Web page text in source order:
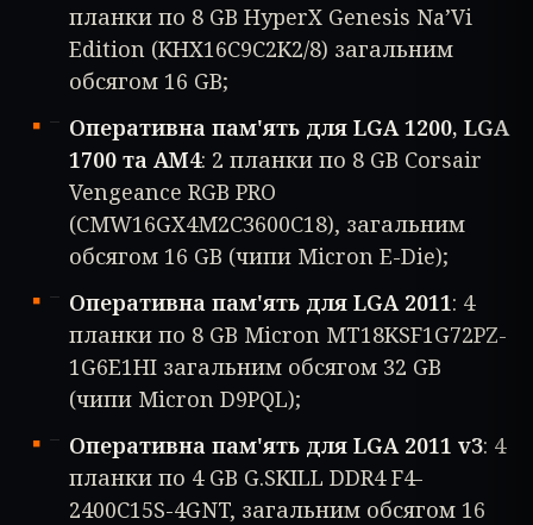
планки по 8 GB HyperX Genesis Na’Vi
Edition (KHX16C9C2K2/8) загальним
обсягом 16 GB;
Оперативна пам'ять для LGA 1200, LGA
1700 та AM4: 2 планки по 8 GB Corsair
Vengeance RGB PRO
(CMW16GX4M2C3600C18), загальним
обсягом 16 GB (чипи Micron E-Die);
Оперативна пам'ять для LGA 2011: 4
планки по 8 GB Micron MT18KSF1G72PZ-
1G6E1HI загальним обсягом 32 GB
(чипи Micron D9PQL);
Оперативна пам'ять для LGA 2011 v3: 4
планки по 4 GB G.SKILL DDR4 F4-
2400C15S-4GNT, загальним обсягом 16